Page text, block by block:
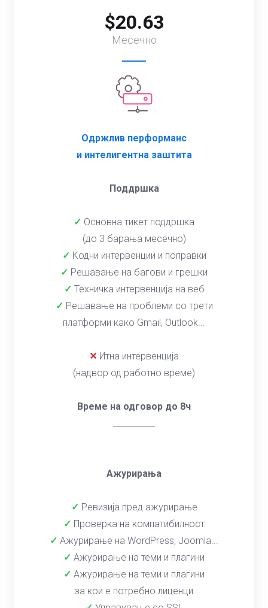
$20.63
Месечно
Одржлив перформанс
и интелигентна заштита
Поддршка
✓ Основна тикет поддршка
(до 3 барања месечно)
✓ Кодни интервенции и поправки
✓ Решавање на багови и грешки
✓ Техничка интервенција на веб
✓ Решавање на проблеми со трети
платформи како Gmail, Outlook...
✕ Итна интервенција
(надвор од работно време)
Време на одговор до 8ч
Ажурирања
✓ Ревизија пред ажурирање
✓ Проверка на компатибилност
✓ Ажурирање на WordPress, Joomla...
✓ Ажурирање на теми и плагини
✓ Ажурирање на теми и плагини
за кои е потребно лиценци